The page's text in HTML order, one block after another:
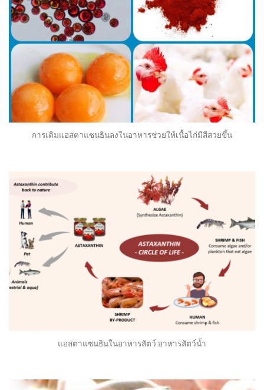
การเติมแอสตาแซนธินลงในอาหารช่วยให้เนื้อไก่มีสีสวยขึ้น
แอสตาแซนธินในอาหารสัตว์ อาหารสัตว์น้ำ